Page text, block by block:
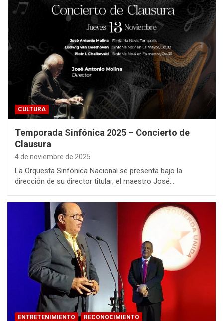
CULTURA
Temporada Sinfónica 2025 – Concierto de
Clausura
4 de noviembre de 2025
La Orquesta Sinfónica Nacional se presenta bajo la
dirección de su director titular; el maestro José…
ENTRETENIMIENTO RECONOCIMIENTO